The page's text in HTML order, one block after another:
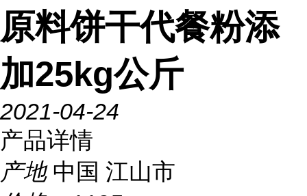
原料饼干代餐粉添
加25kg公斤
2021-04-24
产品详情
产地 中国 江山市